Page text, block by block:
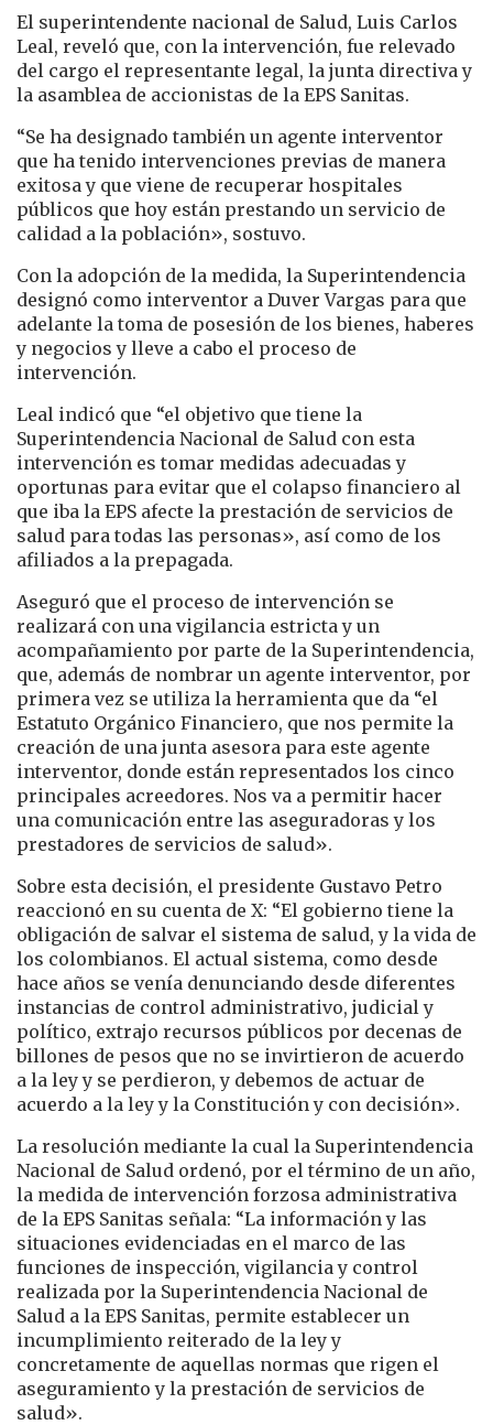
​El superintendente nacional de Salud, Luis Carlos
Leal, reveló que, con la intervención, fue relevado
del cargo el representante legal, la junta directiva y
la asamblea de accionistas de la EPS Sanitas.
“Se ha designado también un agente interventor
que ha tenido intervenciones previas de manera
exitosa y que viene de recuperar hospitales
públicos que hoy están prestando un servicio de
calidad a la población», sostuvo.
Con la adopción de la medida, la Superintendencia
designó como interventor a Duver Vargas para que
adelante la toma de posesión de los bienes, haberes
y negocios y lleve a cabo el proceso de
intervención.
Leal indicó que “el objetivo que tiene la
Superintendencia Nacional de Salud con esta
intervención es tomar medidas adecuadas y
oportunas para evitar que el colapso financiero al
que iba la EPS afecte la prestación de servicios de
salud para todas las personas», así como de los
afiliados a la prepagada.
Aseguró que el proceso de intervención se
realizará con una vigilancia estricta y un
acompañamiento por parte de la Superintendencia,
que, además de nombrar un agente interventor, por
primera vez se utiliza la herramienta que da “el
Estatuto Orgánico Financiero, que nos permite la
creación de una junta asesora para este agente
interventor, donde están representados los cinco
principales acreedores. Nos va a permitir hacer
una comunicación entre las aseguradoras y los
prestadores de servicios de salud».
​Sobre esta decisión, el presidente Gustavo Petro
reaccionó en su cuenta de X: “El gobierno tiene la
obligación de salvar el sistema de salud, y la vida de
los colombianos. El actual sistema, como desde
hace años se venía denunciando desde diferentes
instancias de control administrativo, judicial y
político, extrajo recursos públicos por decenas de
billones de pesos que no se invirtieron de acuerdo
a la ley y se perdieron, y debemos de actuar de
acuerdo a la ley y la Constitución y con decisión».
​La resolución mediante la cual la Superintendencia
Nacional de Salud ordenó, por el término de un año,
la medida de intervención forzosa administrativa
de la EPS Sanitas señala: “La información y las
situaciones evidenciadas en el marco de las
funciones de inspección, vigilancia y control
realizada por la Superintendencia Nacional de
Salud a la EPS Sanitas, permite establecer un
incumplimiento reiterado de la ley y
concretamente de aquellas normas que rigen el
aseguramiento y la prestación de servicios de
salud».